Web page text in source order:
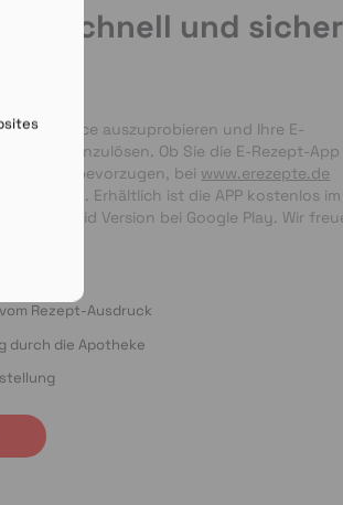
schnell und sicher
Service auszuprobieren und Ihre E-
bequem einzulösen. Ob Sie die E-Rezept-App
per Foto bevorzugen, bei www.erezepte.de
Händen. Erhältlich ist die APP kostenlos im
als Android Version bei Google Play. Wir
Rezept-Ausdruck
durch die Apotheke